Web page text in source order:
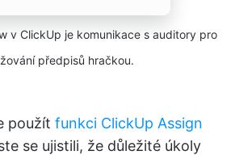
v ClickUp je komunikace s auditory pro
předpisů hračkou.
použít funkci ClickUp Assign
se ujistili, že důležité úkoly